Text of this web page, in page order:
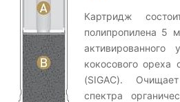
Картридж
полипропилена 5
активированного
кокосового ореха
(SIGAC).
спектра